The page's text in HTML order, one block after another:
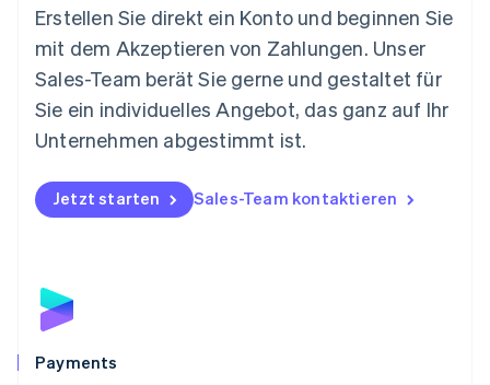
Erstellen Sie direkt ein Konto und beginnen Sie
mit dem Akzeptieren von Zahlungen. Unser
Sales-Team berät Sie gerne und gestaltet für
Sie ein individuelles Angebot, das ganz auf Ihr
Unternehmen abgestimmt ist.
Jetzt starten Sales-Team kontaktieren
Payments
English
Niederlande
Nederlands English
Norwegen
English
Österreich
Polen
English
Portugal
Schweden
Schweiz